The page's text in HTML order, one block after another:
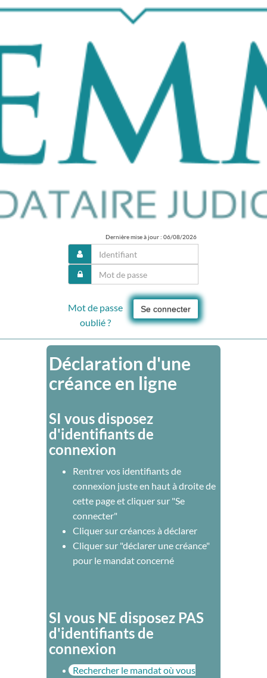
Dernière mise à jour : 06/08/2026
Se connecter
Mot de passe
oublié ?
Déclaration d'une
créance en ligne
SI vous disposez
d'identifiants de
connexion
Rentrer vos identifiants de
connexion juste en haut à droite de
cette page et cliquer sur "Se
connecter"
Cliquer sur créances à déclarer
Cliquer sur "déclarer une créance"
pour le mandat concerné
SI vous NE disposez PAS
d'identifiants de
connexion
Rechercher le mandat où vous